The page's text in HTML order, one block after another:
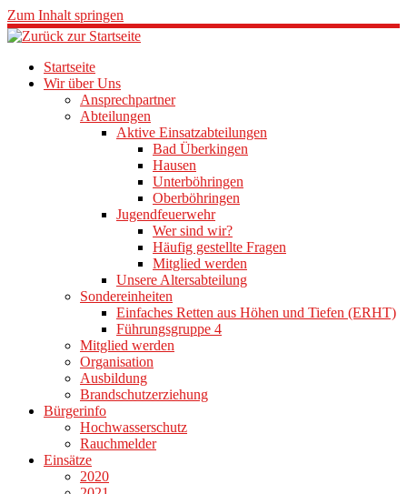
Zum Inhalt springen
Startseite
Wir über Uns
Ansprechpartner
Abteilungen
Aktive Einsatzabteilungen
Bad Überkingen
Hausen
Unterböhringen
Oberböhringen
Jugendfeuerwehr
Wer sind wir?
Häufig gestellte Fragen
Mitglied werden
Unsere Altersabteilung
Sondereinheiten
Einfaches Retten aus Höhen und Tiefen (ERHT)
Führungsgruppe 4
Mitglied werden
Organisation
Ausbildung
Brandschutzerziehung
Bürgerinfo
Hochwasserschutz
Rauchmelder
Einsätze
2020